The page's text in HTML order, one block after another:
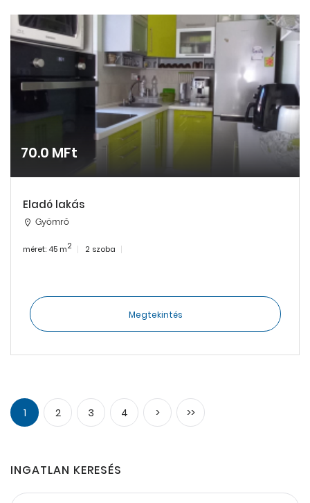
70.0 MFt
Eladó lakás
Gyömrő
méret: 45 m2 2 szoba
Megtekintés
1 2 3 4 > >>
INGATLAN KERESÉS